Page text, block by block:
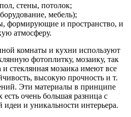
стены, потолок;
мебель);
формирующие и пространство, и
атмосферу.
комнаты и кухни используют
фотоплитку, мозаику, так
и стеклянная мозаика имеют все
высокую прочность и т.
Эти материалы в принципе
очень большая разница с
идеи и уникальности интерьера.